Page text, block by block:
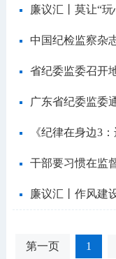
廉议汇丨莫让“
《纪律在身边3
干部要习惯在监
廉议汇丨作风建
第一页 1